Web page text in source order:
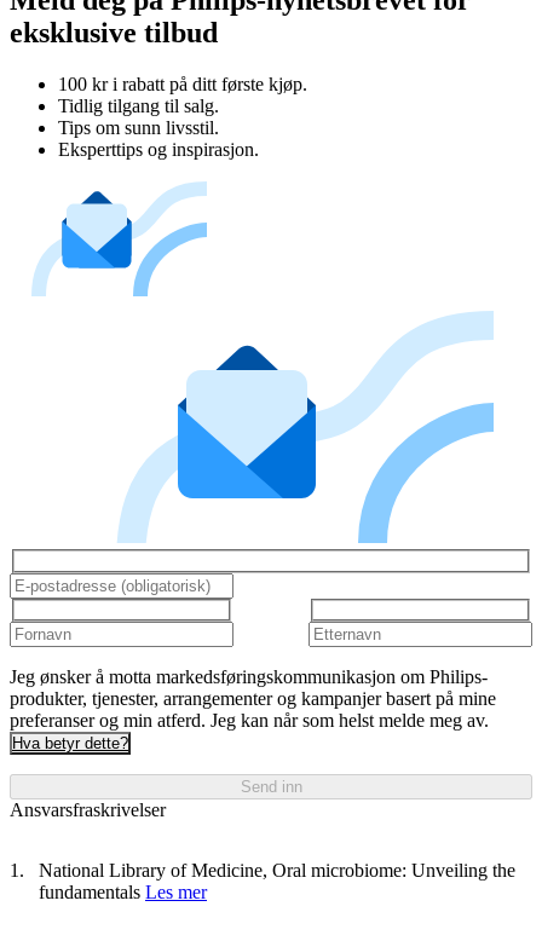
eksklusive tilbud
100 kr i rabatt på ditt første kjøp.
Tidlig tilgang til salg.
Tips om sunn livsstil.
Eksperttips og inspirasjon.
Jeg ønsker å motta markedsføringskommunikasjon om Philips-
produkter, tjenester, arrangementer og kampanjer basert på mine
preferanser og min atferd. Jeg kan når som helst melde meg av.
Hva betyr dette?
Send inn
Ansvarsfraskrivelser
National Library of Medicine, Oral microbiome: Unveiling the
fundamentals Les mer